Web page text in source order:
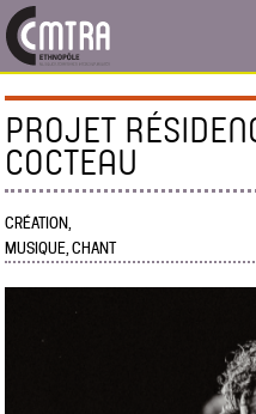
PROJET
COCTEAU
CRÉATION,
MUSIQUE, CHANT